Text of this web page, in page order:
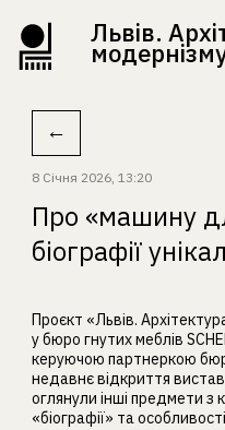
Львів.
←
8 Січня 2026, 13:20
Про «машину
біографії
Проєкт «Львів.
у бюро гнутих меблів
керуючою партнеркою
недавнє відкриття
оглянули інші предмети з
«біографії» та